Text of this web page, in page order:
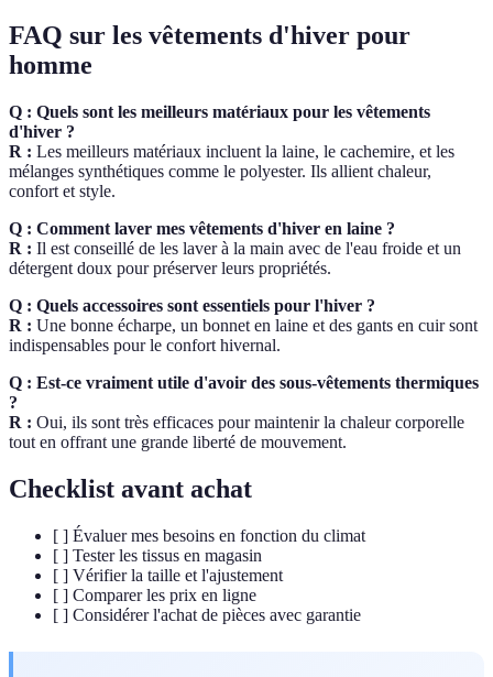
FAQ sur les vêtements d'hiver pour
homme
Q : Quels sont les meilleurs matériaux pour les vêtements
d'hiver ?
R : Les meilleurs matériaux incluent la laine, le cachemire, et les
mélanges synthétiques comme le polyester. Ils allient chaleur,
confort et style.
Q : Comment laver mes vêtements d'hiver en laine ?
R : Il est conseillé de les laver à la main avec de l'eau froide et un
détergent doux pour préserver leurs propriétés.
Q : Quels accessoires sont essentiels pour l'hiver ?
R : Une bonne écharpe, un bonnet en laine et des gants en cuir sont
indispensables pour le confort hivernal.
Q : Est-ce vraiment utile d'avoir des sous-vêtements thermiques
?
R : Oui, ils sont très efficaces pour maintenir la chaleur corporelle
tout en offrant une grande liberté de mouvement.
Checklist avant achat
[ ] Évaluer mes besoins en fonction du climat
[ ] Tester les tissus en magasin
[ ] Vérifier la taille et l'ajustement
[ ] Comparer les prix en ligne
[ ] Considérer l'achat de pièces avec garantie